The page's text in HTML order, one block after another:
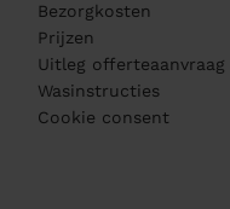
Bezorgkosten
Prijzen
Uitleg offerteaanvraag
Wasinstructies
Cookie consent